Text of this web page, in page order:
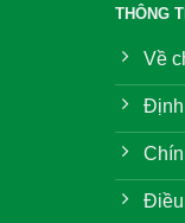
THÔNG
Về
Định
Điều